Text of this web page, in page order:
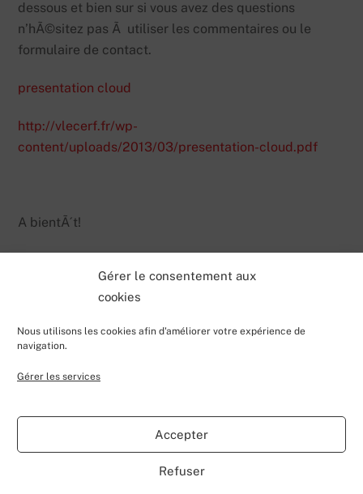
Gérer le consentement aux
cookies
Nous utilisons les cookies afin d'améliorer votre expérience de
navigation.
Gérer les services
Accepter
Refuser
dessous et bien sur si vous avez des questions
n’hÃ©sitez pas Ã utiliser les commentaires ou le
formulaire de contact.
presentation cloud
http://vlecerf.fr/wp-
content/uploads/2013/03/presentation-cloud.pdf
A bientÃ´t!
To
Top
Valentin Lecerf's Blog
Home Blog Contributions My Projects
Contact